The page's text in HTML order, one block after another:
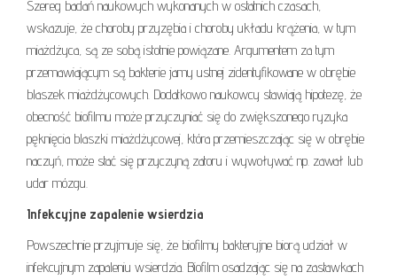
Szereg badań naukowych wykonanych w ostatnich czasach,
wskazuje, że choroby przyzębia i choroby układu krążenia, w tym
miażdżyca, są ze sobą istotnie powiązane. Argumentem za tym
przemawiającym są bakterie jamy ustnej zidentyfikowane w obrębie
blaszek miażdżycowych. Dodatkowo naukowcy stawiają hipotezę, że
obecność biofilmu może przyczyniać się do zwiększonego ryzyka
pęknięcia blaszki miażdżycowej, która przemieszczając się w obrębie
naczyń, może stać się przyczyną zatoru i wywoływać np. zawał lub
udar mózgu.
Infekcyjne zapalenie wsierdzia
Powszechnie przyjmuje się, że biofilmy bakteryjne biorą udział w
infekcyjnym zapaleniu wsierdzia. Biofilm osadzając się na zastawkach